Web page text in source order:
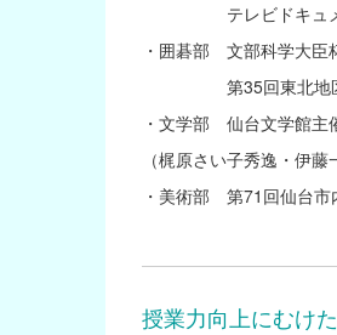
テレビドキュメ
・囲碁部 文部科学大
第35回東北地区高等
・文学部 仙台文学館
（梶原さい子秀逸・伊
・美術部 第71回仙台
授業力向上にむけ